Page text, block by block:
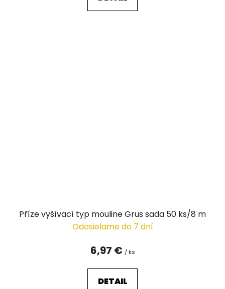
Příze vyšívací typ mouline Grus sada 50 ks/8 m
Odosielame do 7 dní
6,97 € / ks
DETAIL